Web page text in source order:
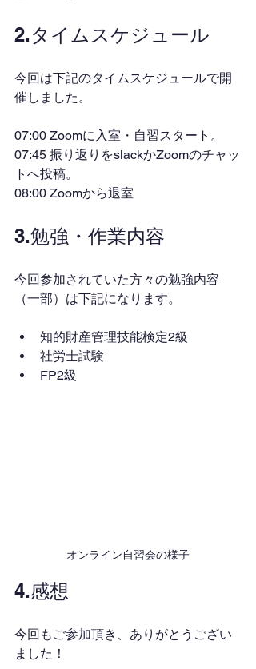
2.タイムスケジュール
今回は下記のタイムスケジュールで開
催しました。
07:00 Zoomに入室・自習スタート。
07:45 振り返りをslackかZoomのチャッ
トへ投稿。
08:00 Zoomから退室
3.勉強・作業内容
今回参加されていた方々の勉強内容
（一部）は下記になります。
知的財産管理技能検定2級
社労士試験
FP2級
オンライン自習会の様子
4.感想
今回もご参加頂き、ありがとうござい
ました！